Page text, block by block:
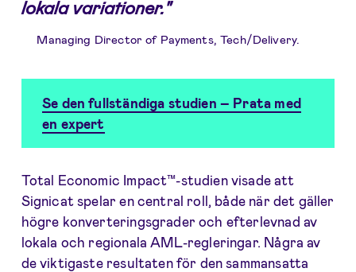
lokala variationer."
Managing Director of Payments, Tech/Delivery.
Se den fullständiga studien – Prata med
en expert
Total Economic Impact™-studien visade att
Signicat spelar en central roll, både när det gäller
högre konverteringsgrader och efterlevnad av
lokala och regionala AML-regleringar. Några av
de viktigaste resultaten för den sammansatta